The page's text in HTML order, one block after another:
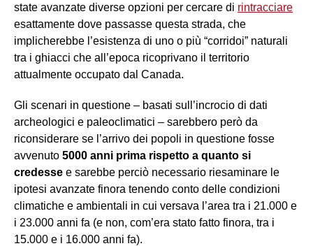
state avanzate diverse opzioni per cercare di rintracciare
esattamente dove passasse questa strada, che
implicherebbe l’esistenza di uno o più “corridoi” naturali
tra i ghiacci che all’epoca ricoprivano il territorio
attualmente occupato dal Canada.
Gli scenari in questione – basati sull’incrocio di dati
archeologici e paleoclimatici – sarebbero però da
riconsiderare se l’arrivo dei popoli in questione fosse
avvenuto 5000 anni prima rispetto a quanto si
credesse e sarebbe perciò necessario riesaminare le
ipotesi avanzate finora tenendo conto delle condizioni
climatiche e ambientali in cui versava l’area tra i 21.000 e
i 23.000 anni fa (e non, com’era stato fatto finora, tra i
15.000 e i 16.000 anni fa).